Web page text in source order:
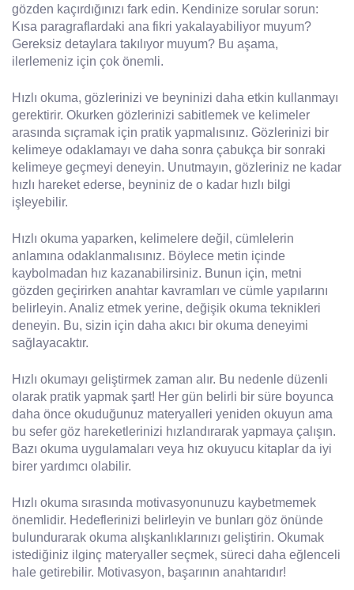
gözden kaçırdığınızı fark edin. Kendinize sorular sorun:
Kısa paragraflardaki ana fikri yakalayabiliyor muyum?
Gereksiz detaylara takılıyor muyum? Bu aşama,
ilerlemeniz için çok önemli.
Hızlı okuma, gözlerinizi ve beyninizi daha etkin kullanmayı
gerektirir. Okurken gözlerinizi sabitlemek ve kelimeler
arasında sıçramak için pratik yapmalısınız. Gözlerinizi bir
kelimeye odaklamayı ve daha sonra çabukça bir sonraki
kelimeye geçmeyi deneyin. Unutmayın, gözleriniz ne kadar
hızlı hareket ederse, beyniniz de o kadar hızlı bilgi
işleyebilir.
Hızlı okuma yaparken, kelimelere değil, cümlelerin
anlamına odaklanmalısınız. Böylece metin içinde
kaybolmadan hız kazanabilirsiniz. Bunun için, metni
gözden geçirirken anahtar kavramları ve cümle yapılarını
belirleyin. Analiz etmek yerine, değişik okuma teknikleri
deneyin. Bu, sizin için daha akıcı bir okuma deneyimi
sağlayacaktır.
Hızlı okumayı geliştirmek zaman alır. Bu nedenle düzenli
olarak pratik yapmak şart! Her gün belirli bir süre boyunca
daha önce okuduğunuz materyalleri yeniden okuyun ama
bu sefer göz hareketlerinizi hızlandırarak yapmaya çalışın.
Bazı okuma uygulamaları veya hız okuyucu kitaplar da iyi
birer yardımcı olabilir.
Hızlı okuma sırasında motivasyonunuzu kaybetmemek
önemlidir. Hedeflerinizi belirleyin ve bunları göz önünde
bulundurarak okuma alışkanlıklarınızı geliştirin. Okumak
istediğiniz ilginç materyaller seçmek, süreci daha eğlenceli
hale getirebilir. Motivasyon, başarının anahtarıdır!